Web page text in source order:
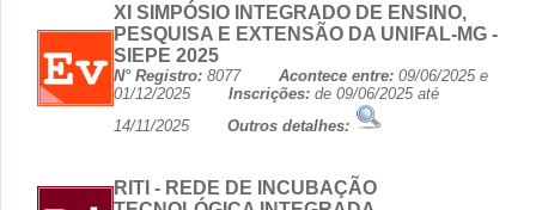
XI SIMPÓSIO INTEGRADO DE ENSINO,
PESQUISA E EXTENSÃO DA UNIFAL-MG -
SIEPE 2025
N° Registro: 8077 Acontece entre: 09/06/2025 e
01/12/2025 Inscrições: de 09/06/2025 até
14/11/2025 Outros detalhes:
RITI - REDE DE INCUBAÇÃO